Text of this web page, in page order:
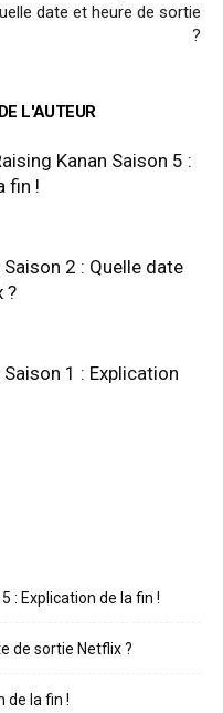
date et heure de sortie
?
L'AUTEUR
Kanan Saison 5 :
fin !
2 : Quelle date
?
1 : Explication
: Explication de la fin !
de sortie Netflix ?
de la fin !